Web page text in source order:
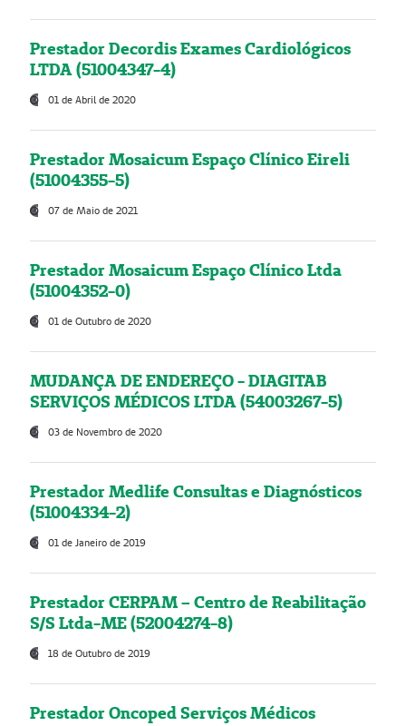
Prestador Decordis Exames Cardiológicos
LTDA (51004347-4)
01 de Abril de 2020
Prestador Mosaicum Espaço Clínico Eireli
(51004355-5)
07 de Maio de 2021
Prestador Mosaicum Espaço Clínico Ltda
(51004352-0)
01 de Outubro de 2020
MUDANÇA DE ENDEREÇO - DIAGITAB
SERVIÇOS MÉDICOS LTDA (54003267-5)
03 de Novembro de 2020
Prestador Medlife Consultas e Diagnósticos
(51004334-2)
01 de Janeiro de 2019
Prestador CERPAM – Centro de Reabilitação
S/S Ltda-ME (52004274-8)
18 de Outubro de 2019
Prestador Oncoped Serviços Médicos